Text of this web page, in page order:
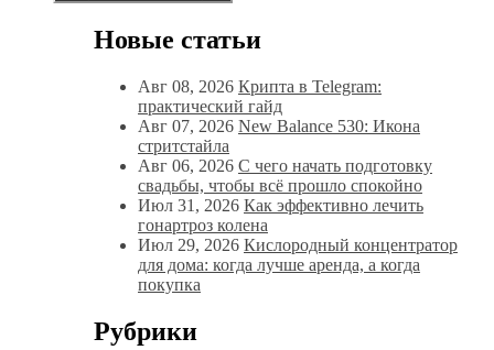
Новые статьи
Авг 08, 2026 Крипта в Telegram:
практический гайд
Авг 07, 2026 New Balance 530: Икона
стритстайла
Авг 06, 2026 С чего начать подготовку
свадьбы, чтобы всё прошло спокойно
Июл 31, 2026 Как эффективно лечить
гонартроз колена
Июл 29, 2026 Кислородный концентратор
для дома: когда лучше аренда, а когда
покупка
Рубрики